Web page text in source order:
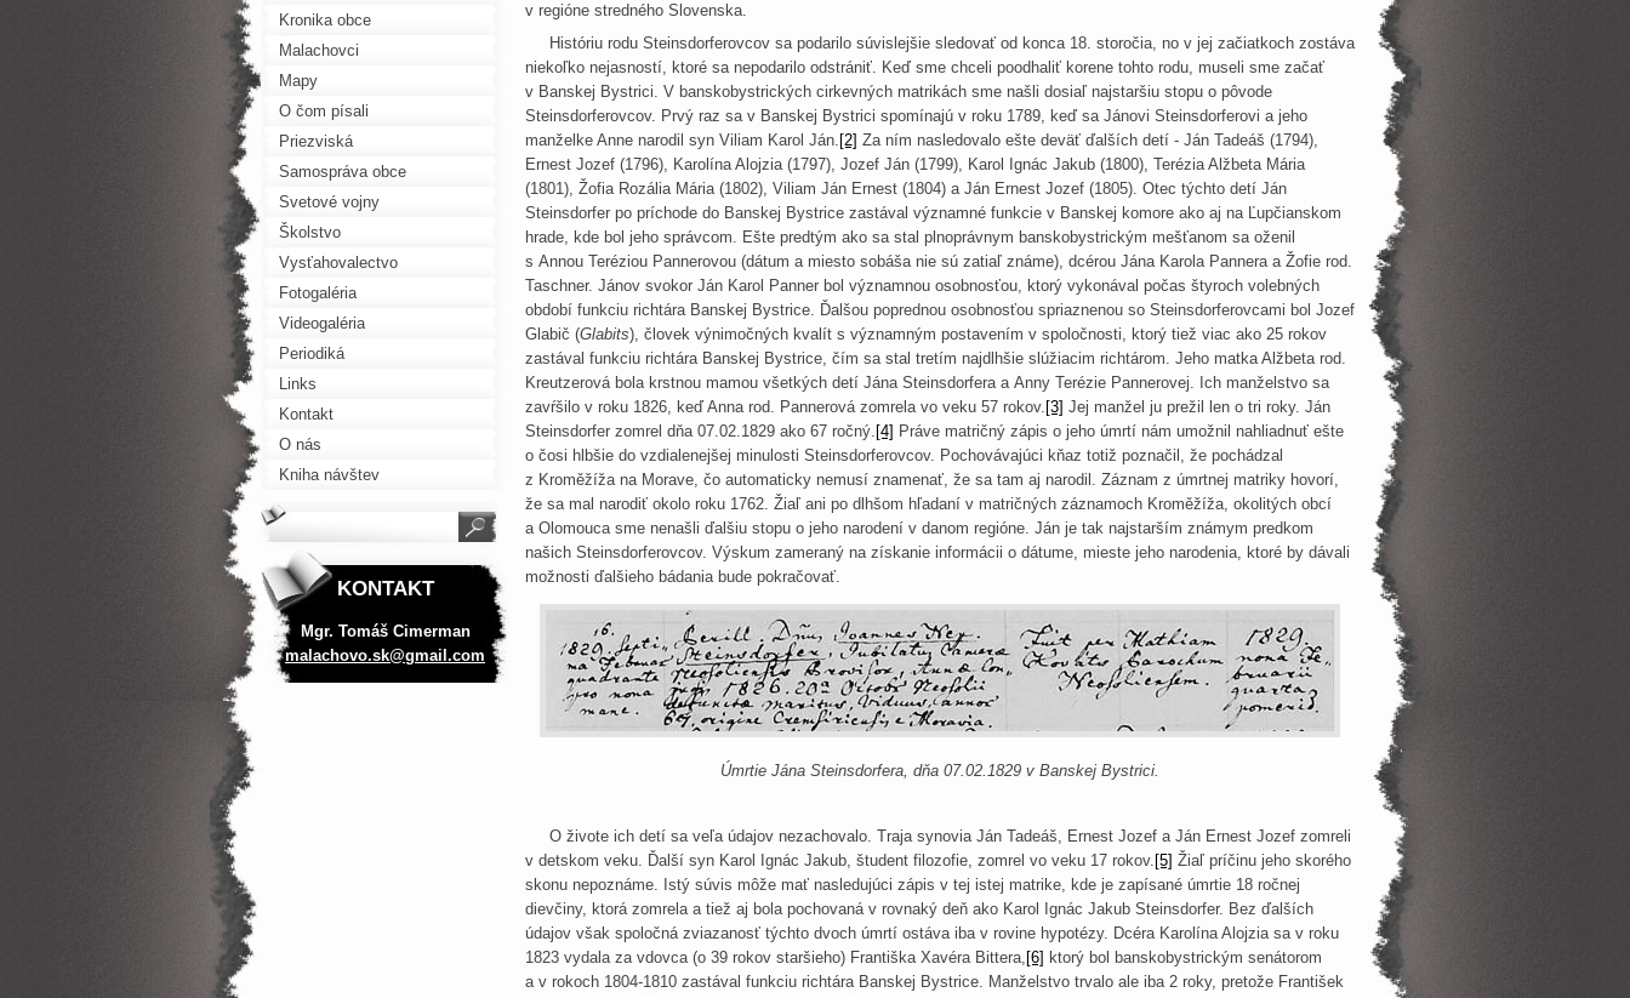
v regióne stredného Slovenska.
Históriu rodu Steinsdorferovcov sa podarilo súvislejšie sledovať od konca 18. storočia, no v jej začiatkoch zostáva
niekoľko nejasností, ktoré sa nepodarilo odstrániť. Keď sme chceli poodhaliť korene tohto rodu, museli sme začať
v Banskej Bystrici. V banskobystrických cirkevných matrikách sme našli dosiaľ najstaršiu stopu o pôvode
Steinsdorferovcov. Prvý raz sa v Banskej Bystrici spomínajú v roku 1789, keď sa Jánovi Steinsdorferovi a jeho
manželke Anne narodil syn Viliam Karol Ján. [2] Za ním nasledovalo ešte deväť ďalších detí - Ján Tadeáš (1794),
Ernest Jozef (1796), Karolína Alojzia (1797), Jozef Ján (1799), Karol Ignác Jakub (1800), Terézia Alžbeta Mária
(1801), Žofia Rozália Mária (1802), Viliam Ján Ernest (1804) a Ján Ernest Jozef (1805). Otec týchto detí Ján
Steinsdorfer po príchode do Banskej Bystrice zastával významné funkcie v Banskej komore ako aj na Ľupčianskom
hrade, kde bol jeho správcom. Ešte predtým ako sa stal plnoprávnym banskobystrickým mešťanom sa oženil
s Annou Teréziou Pannerovou (dátum a miesto sobáša nie sú zatiaľ známe), dcérou Jána Karola Pannera a Žofie rod.
Taschner. Jánov svokor Ján Karol Panner bol významnou osobnosťou, ktorý vykonával počas štyroch volebných
období funkciu richtára Banskej Bystrice. Ďalšou poprednou osobnosťou spriaznenou so Steinsdorferovcami bol Jozef
Glabič (Glabits), človek výnimočných kvalít s významným postavením v spoločnosti, ktorý tiež viac ako 25 rokov
zastával funkciu richtára Banskej Bystrice, čím sa stal tretím najdlhšie slúžiacim richtárom. Jeho matka Alžbeta rod.
Kreutzerová bola krstnou mamou všetkých detí Jána Steinsdorfera a Anny Terézie Pannerovej. Ich manželstvo sa
zavŕšilo v roku 1826, keď Anna rod. Pannerová zomrela vo veku 57 rokov. [3] Jej manžel ju prežil len o tri roky. Ján
Steinsdorfer zomrel dňa 07.02.1829 ako 67 ročný. [4] Práve matričný zápis o jeho úmrtí nám umožnil nahliadnuť ešte
o čosi hlbšie do vzdialenejšej minulosti Steinsdorferovcov. Pochovávajúci kňaz totiž poznačil, že pochádzal
z Kroměžíža na Morave, čo automaticky nemusí znamenať, že sa tam aj narodil. Záznam z úmrtnej matriky hovorí,
že sa mal narodiť okolo roku 1762. Žiaľ ani po dlhšom hľadaní v matričných záznamoch Kroměžíža, okolitých obcí
a Olomouca sme nenašli ďalšiu stopu o jeho narodení v danom regióne. Ján je tak najstarším známym predkom
našich Steinsdorferovcov. Výskum zameraný na získanie informácii o dátume, mieste jeho narodenia, ktoré by dávali
možnosti ďalšieho bádania bude pokračovať.
Úmrtie Jána Steinsdorfera, dňa 07.02.1829 v Banskej Bystrici.
O živote ich detí sa veľa údajov nezachovalo. Traja synovia Ján Tadeáš, Ernest Jozef a Ján Ernest Jozef zomreli
v detskom veku. Ďalší syn Karol Ignác Jakub, študent filozofie, zomrel vo veku 17 rokov. [5] Žiaľ príčinu jeho skorého
skonu nepoznáme. Istý súvis môže mať nasledujúci zápis v tej istej matrike, kde je zapísané úmrtie 18 ročnej
dievčiny, ktorá zomrela a tiež aj bola pochovaná v rovnaký deň ako Karol Ignác Jakub Steinsdorfer. Bez ďalších
údajov však spoločná zviazanosť týchto dvoch úmrtí ostáva iba v rovine hypotézy. Dcéra Karolína Alojzia sa v roku
1823 vydala za vdovca (o 39 rokov staršieho) Františka Xavéra Bittera, [6] ktorý bol banskobystrickým senátorom
a v rokoch 1804-1810 zastával funkciu richtára Banskej Bystrice. Manželstvo trvalo ale iba 2 roky, pretože František
Kronika obce
Malachovci
Mapy
O čom písali
Priezviská
Samospráva obce
Svetové vojny
Školstvo
Vysťahovalectvo
Fotogaléria
Videogaléria
Periodiká
Links
Kontakt
O nás
Kniha návštev
KONTAKT
Mgr. Tomáš Cimerman
malachovo.sk@gmail.com